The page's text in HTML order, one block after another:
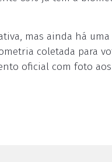
mas ainda há
coletada para
oficial com foto aos